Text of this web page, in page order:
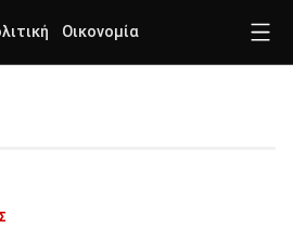
Οικονομία